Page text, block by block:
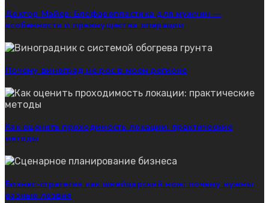
Доктор Майер: Блефаропластика для мужчин —
особенности и преимущества операции
Почему виноград не рос в моем регионе
Как оценить проходимость локации: практические
методы
Бизнес-стратегия как швейцарский нож: почему нужны
разные лезвия